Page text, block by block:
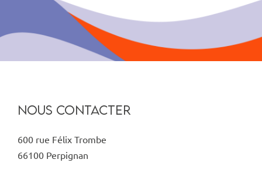
NOUS CONTACTER
600 rue Félix Trombe
66100 Perpignan